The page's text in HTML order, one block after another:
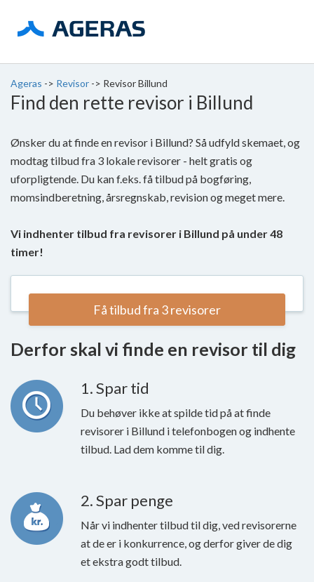
Ageras -> Revisor -> Revisor Billund
Find den rette revisor i Billund
Ønsker du at finde en revisor i Billund? Så udfyld skemaet, og
modtag tilbud fra 3 lokale revisorer - helt gratis og
uforpligtende. Du kan f.eks. få tilbud på bogføring,
momsindberetning, årsregnskab, revision og meget mere.
Vi indhenter tilbud fra revisorer i Billund på under 48
timer!
Få tilbud fra 3 revisorer
Derfor skal vi finde en revisor til dig
1. Spar tid
Du behøver ikke at spilde tid på at finde
revisorer i Billund i telefonbogen og indhente
tilbud. Lad dem komme til dig.
2. Spar penge
Når vi indhenter tilbud til dig, ved revisorerne
at de er i konkurrence, og derfor giver de dig
et ekstra godt tilbud.